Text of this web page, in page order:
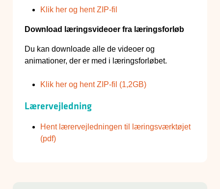
Klik her og hent ZIP-fil
Download læringsvideoer fra læringsforløb
Du kan downloade alle de videoer og
animationer, der er med i læringsforløbet.
Klik her og hent ZIP-fil (1,2GB)
Lærervejledning
Hent lærervejledningen til læringsværktøjet
(pdf)